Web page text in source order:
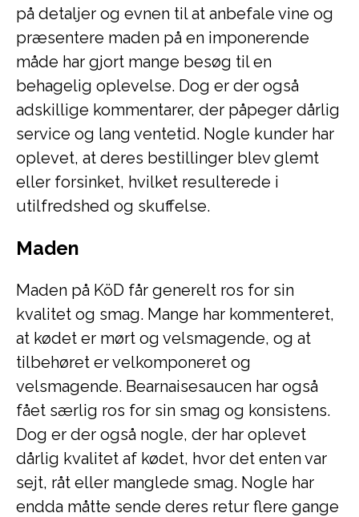
på detaljer og evnen til at anbefale vine og
præsentere maden på en imponerende
måde har gjort mange besøg til en
behagelig oplevelse. Dog er der også
adskillige kommentarer, der påpeger dårlig
service og lang ventetid. Nogle kunder har
oplevet, at deres bestillinger blev glemt
eller forsinket, hvilket resulterede i
utilfredshed og skuffelse.
Maden
Maden på KöD får generelt ros for sin
kvalitet og smag. Mange har kommenteret,
at kødet er mørt og velsmagende, og at
tilbehøret er velkomponeret og
velsmagende. Bearnaisesaucen har også
fået særlig ros for sin smag og konsistens.
Dog er der også nogle, der har oplevet
dårlig kvalitet af kødet, hvor det enten var
sejt, råt eller manglede smag. Nogle har
endda måtte sende deres retur flere gange